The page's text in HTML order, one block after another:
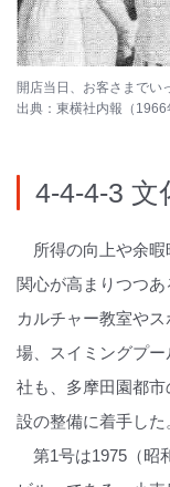
開店当日、お客さまでい
出典：東横社内報（1966
4-4-4-3 文
所得の向上や余
関心が高まりつつ
カルチャー教室や
場、スイミングプ
社も、多摩田園都
設の整備に着手した
第1号は1975（昭